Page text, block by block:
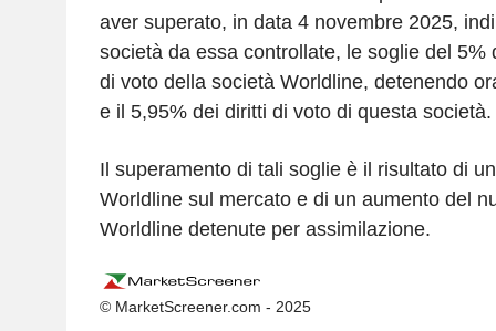
aver superato, in data 4 novembre 2025,
società da essa controllate, le soglie del 5%
di voto della società Worldline, detenendo
e il 5,95% dei diritti di voto di questa società.
Il superamento di tali soglie è il risultato di
Worldline sul mercato e di un aumento del
Worldline detenute per assimilazione.
© MarketScreener.com - 2025